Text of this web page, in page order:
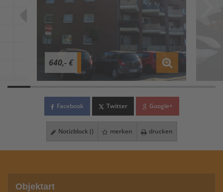
640,- €
Facebook Twitter Google+
Notizblock () merken drucken
Objektart